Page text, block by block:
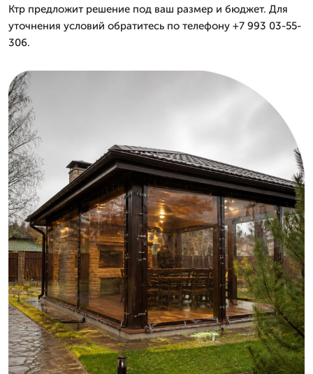
Ктр предложит решение под ваш размер и бюджет. Для
уточнения условий обратитесь по телефону +7 993 03-55-
306.